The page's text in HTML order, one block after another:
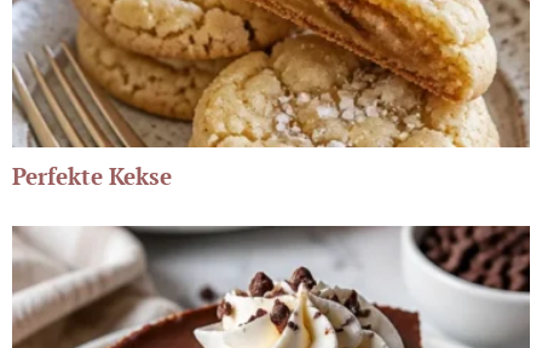
Perfekte Kekse